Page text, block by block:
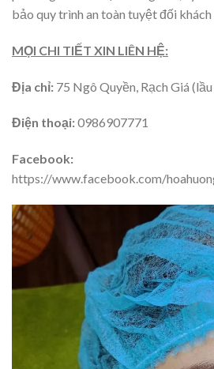
bảo quy trình an toàn tuyệt đối khách
MỌI CHI TIẾT XIN LIÊN HỆ:
Địa chỉ: 75 Ngô Quyền, Rạch Giá (lầu
Điện thoại:0986907771
Facebook:
https://www.facebook.com/